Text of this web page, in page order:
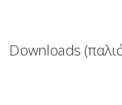
Downloads